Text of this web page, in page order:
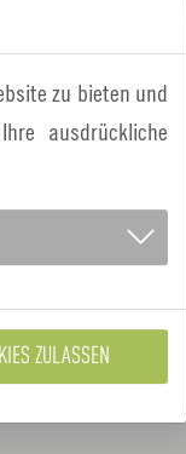
zu bieten und
ausdrückliche
ZULASSEN